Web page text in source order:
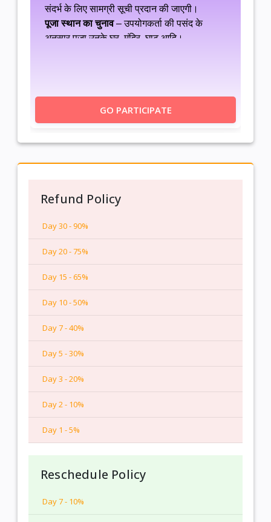
संदर्भ के लिए सामग्री सूची प्रदान की जाएगी।
पूजा स्थान का चुनाव– उपयोगकर्ता की पसंद के
अनुसार पूजा उनके घर, मंदिर, घाट आदि।
आध्यात्मिक प्रमाण पत्र– पूजा संपन्न होने के बाद
आध्यात्मिक प्रमाण पत्र प्रदान किया जाएगा।
GO PARTICIPATE
Refund Policy
Day 30 - 90%
Day 20 - 75%
Day 15 - 65%
Day 10 - 50%
Day 7 - 40%
Day 5 - 30%
Day 3 - 20%
Day 2 - 10%
Day 1 - 5%
Reschedule Policy
Day 7 - 10%